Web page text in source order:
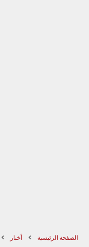
الصفحة الرئيسية أخبار